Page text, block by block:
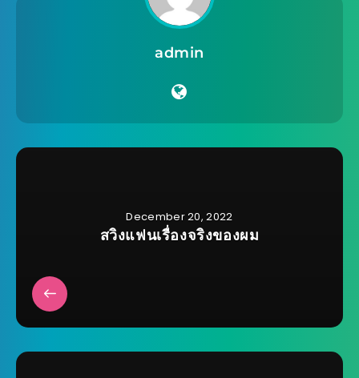
admin
December 20, 2022
สวิงแฟนเรื่องจริงของผม